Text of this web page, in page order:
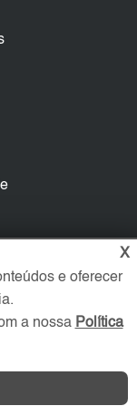
X
e oferecer
a nossa Política